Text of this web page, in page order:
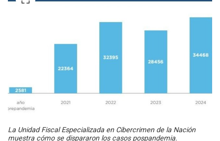
La Unidad Fiscal Especializada en Cibercrimen de la Nación
muestra cómo se dispararon los casos pospandemia.